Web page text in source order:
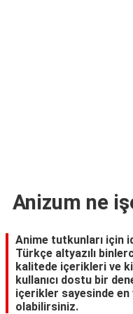
Anizum ne
Anime tutkunları için
Türkçe altyazılı
kalitede içerikleri ve
kullanıcı dostu bir
içerikler sayesinde
olabilirsiniz.